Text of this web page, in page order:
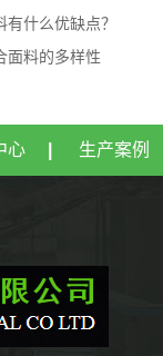
有什么优缺点？
面料的多样性
心 生产案例